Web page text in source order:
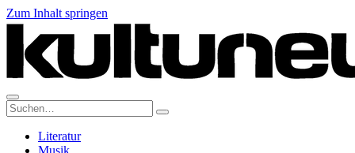
Zum Inhalt springen
Suche:
Literatur
Musik